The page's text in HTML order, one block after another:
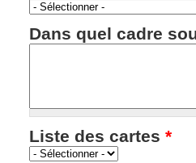
Dans quel cadre
Liste des cartes *